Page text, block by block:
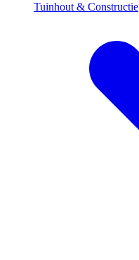
Tuinhout & Constructie